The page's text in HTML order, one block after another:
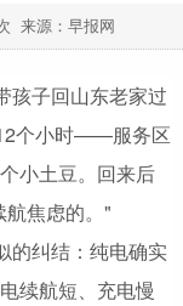
来源：早报网
孩子回山东老家过
个小时——服务区
小土豆。回来后
焦虑的。"
的纠结：纯电确实
续航短、充电慢